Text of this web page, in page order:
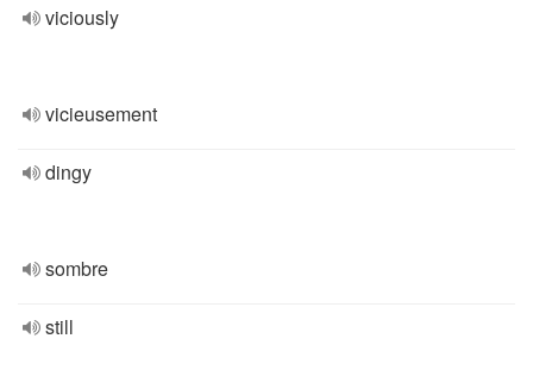
viciously
vicieusement
dingy
sombre
still